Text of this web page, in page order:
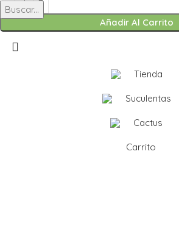
Buscar...
Añadir Al Carrito
Tienda
Suculentas
Cactus
Carrito